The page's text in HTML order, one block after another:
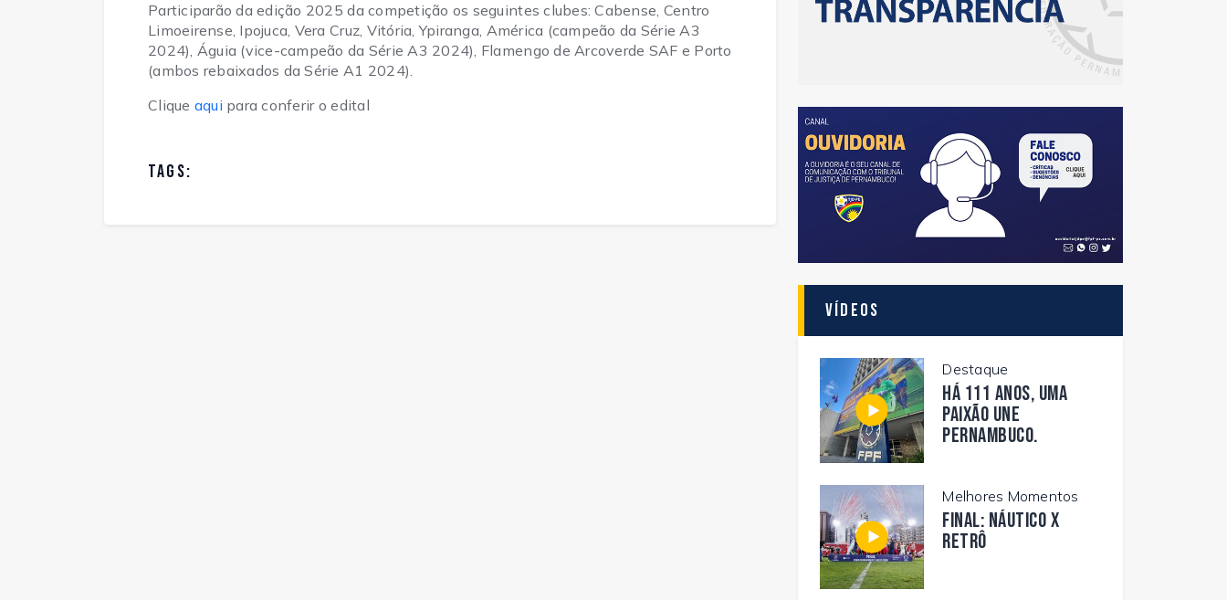
Participarão da edição 2025 da competição os seguintes clubes: Cabense, Centro
Limoeirense, Ipojuca, Vera Cruz, Vitória, Ypiranga, América (campeão da Série A3
2024), Águia (vice-campeão da Série A3 2024), Flamengo de Arcoverde SAF e Porto
(ambos rebaixados da Série A1 2024).
Clique aqui para conferir o edital
TAGS:
Vídeos
Destaque
Há 111 anos, uma
paixão une
Pernambuco.
Melhores Momentos
FINAL: NÁUTICO X
RETRÔ